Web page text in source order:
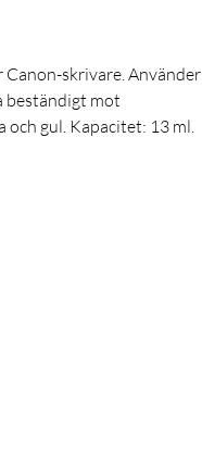
skrivare. Använder
beständigt mot
och gul. Kapacitet: 13 ml.